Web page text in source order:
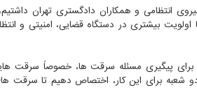
انتظامی و همکاران دادگستری تهران
بیشتری در دستگاه قضایی، امنیتی و
پیگیری مسئله سرقت ها، خصوصاً سرقت
شعبه برای این کار، اختصاص دهیم تا سرقت